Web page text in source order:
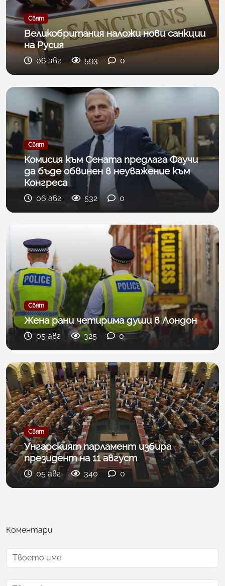
Свят
Великобритания наложи нови санкции
на Русия
06 авг 593 0
Свят
Комисия към Сената предлага Фаучи
да бъде обвинен в неуважение към
Конгреса
06 авг 532 0
Свят
Жена рани четирима души в Лондон
05 авг 325 0
Свят
Унгарският парламент избира
президент на 11 август
05 авг 340 0
Коментари